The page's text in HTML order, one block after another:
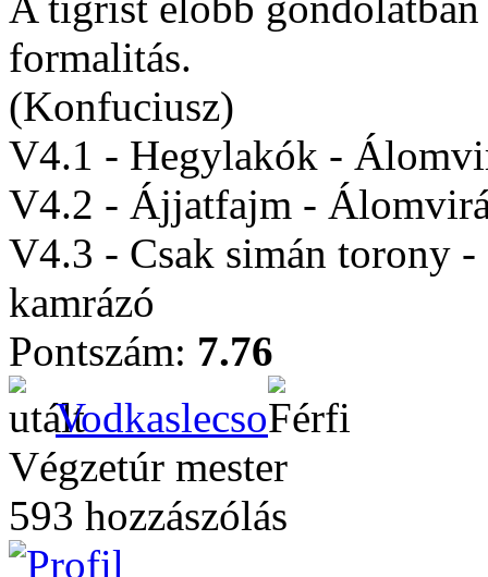
formalitás.
(Konfuciusz)
V4.1 - Hegylakók -
V4.2 - Ájjatfajm -
V4.3 - Csak simán torony
kamrázó
Pontszám: 7.76
Vodkaslecso
Végzetúr mester
593 hozzászólás